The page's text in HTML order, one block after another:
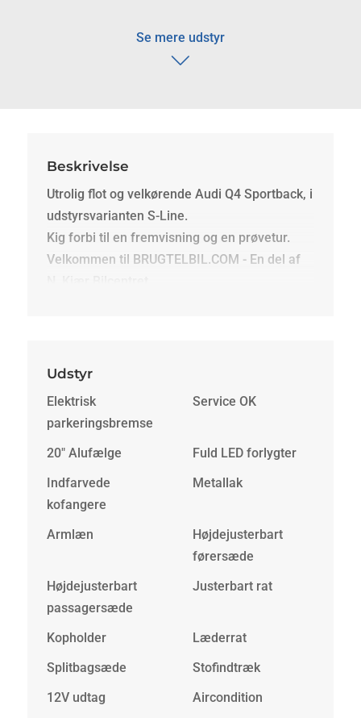
Se mere udstyr
Beskrivelse
Utrolig flot og velkørende Audi Q4 Sportback, i
udstyrsvarianten S-Line.
Kig forbi til en fremvisning og en prøvetur.
Velkommen til BRUGTELBIL.COM - En del af
Udstyr
Elektrisk
parkeringsbremse
Service OK
20" Alufælge
Fuld LED forlygter
Indfarvede
kofangere
Metallak
Armlæn
Højdejusterbart
førersæde
Højdejusterbart
passagersæde
Justerbart rat
Kopholder
Læderrat
Splitbagsæde
Stofindtræk
12V udtag
Aircondition